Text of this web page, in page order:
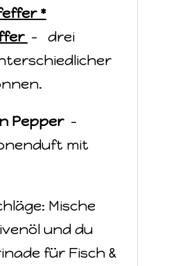
*
- drei
Pepper -
mit
Mische
und du
für Fisch &